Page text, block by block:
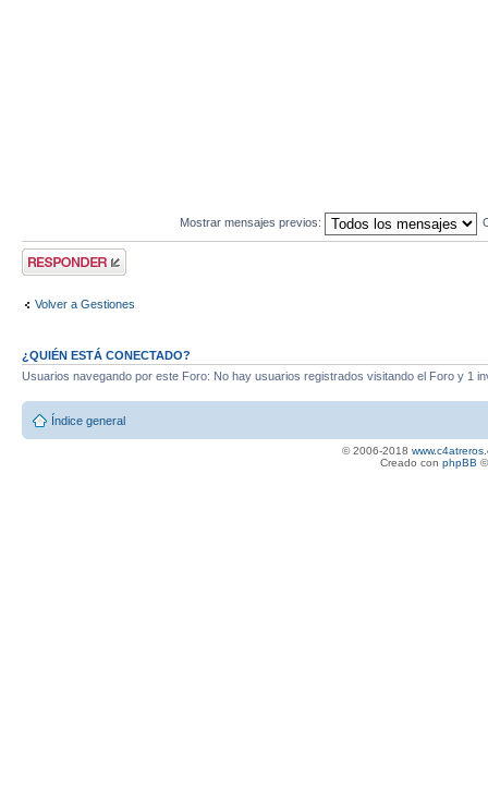
Mostrar mensajes previos:
Publicar una
respuesta
Volver a Gestiones
¿QUIÉN ESTÁ CONECTADO?
Usuarios navegando por este Foro: No hay usuarios registrados visitando el Foro y 1
Índice general
© 2006-2018
Creado con phpBB